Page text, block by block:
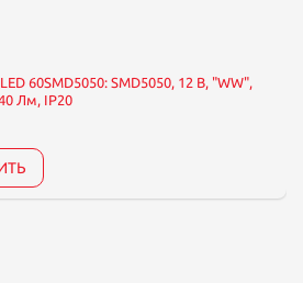
60SMD5050: SMD5050, 12 В, "WW",
Лм, IP20